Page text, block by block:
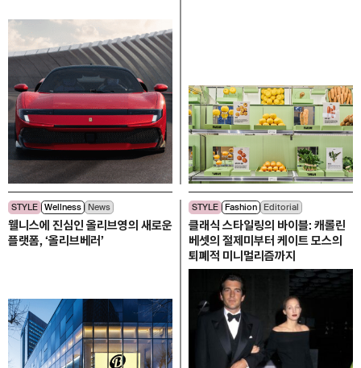
STYLE Wellness News
웰니스에 진심인 올리브영의 새로운
플랫폼, ‘올리브베러’
STYLE Fashion Editorial
클래식 스타일링의 바이블: 캐롤린
베셋의 절제미부터 케이트 모스의
퇴폐적 미니멀리즘까지